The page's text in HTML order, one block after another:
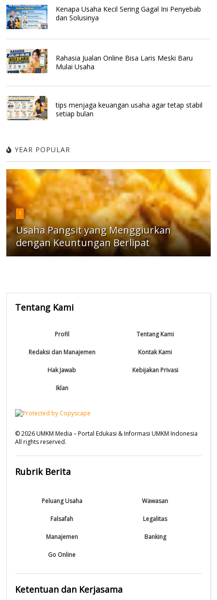
Kenapa Usaha Kecil Sering Gagal Ini Penyebab
dan Solusinya
Rahasia Jualan Online Bisa Laris Meski Baru
Mulai Usaha
tips menjaga keuangan usaha agar tetap stabil
setiap bulan
YEAR POPULAR
1
Usaha Pangsit yang Menggiurkan
dengan Keuntungan Berlipat
Tentang Kami
Profil Tentang Kami
Redaksi dan Manajemen Kontak Kami
Hak Jawab Kebijakan Privasi
Iklan
©2026UMKM Media – Portal Edukasi & Informasi UMKM Indonesia
All rights reserved.
Rubrik Berita
Peluang Usaha Wawasan
Falsafah Legalitas
Manajemen Banking
Go Online
Ketentuan dan Kerjasama